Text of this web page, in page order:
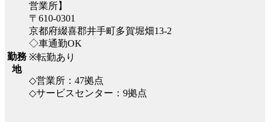
勤務
地
営業所】
〒610-0301
京都府綴喜郡井手町多賀堀畑13-2
◇車通勤OK
※転勤あり
◇営業所：47拠点
◇サービスセンター：9拠点